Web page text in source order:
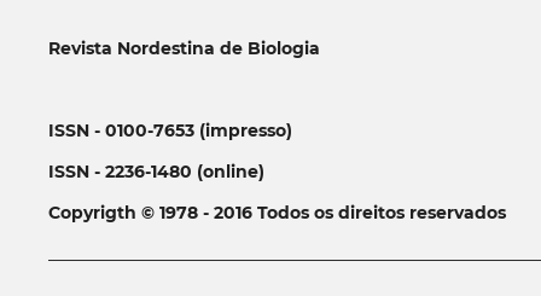
Revista Nordestina de Biologia
ISSN - 0100-7653 (impresso)
ISSN - 2236-1480 (online)
Copyrigth © 1978 - 2016 Todos os direitos reservados